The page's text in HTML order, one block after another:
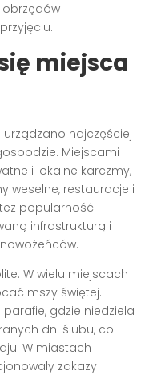
obrzędów
miejsca
urządzano najczęściej
Miejscami
i lokalne karczmy,
weselne, restauracje i
popularność
infrastrukturą i
W wielu miejscach
mszy świętej.
gdzie niedziela
dni ślubu, co
W miastach
zakazy